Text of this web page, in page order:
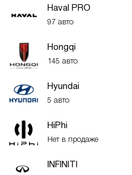
Haval PRO
97 авто
Hongqi
145 авто
Hyundai
5 авто
HiPhi
Нет в продаже
INFINITI